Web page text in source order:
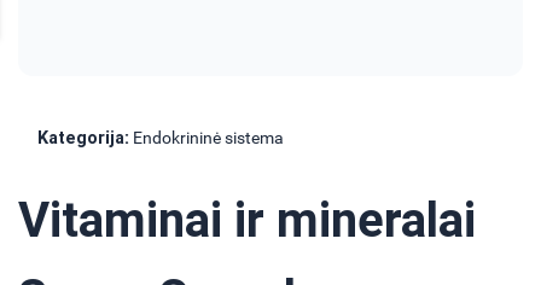
Kategorija: Endokrininė sistema
Vitaminai ir mineralai